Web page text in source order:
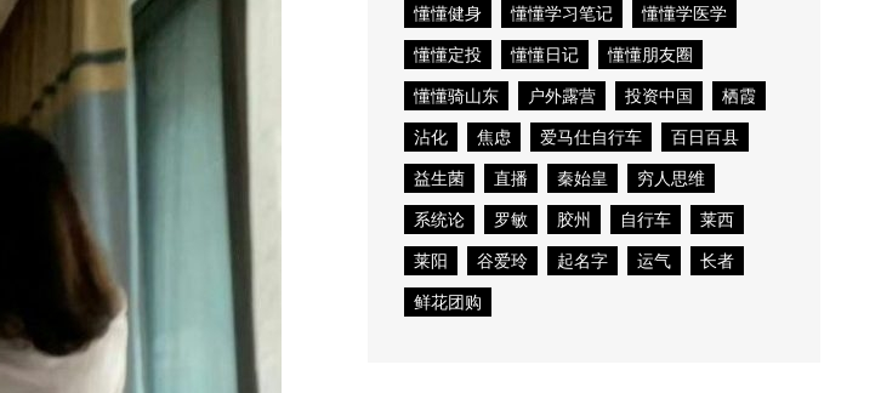
懂懂健身
懂懂学习笔记
懂懂学医学
懂懂定投
懂懂日记
懂懂朋友圈
懂懂骑山东
户外露营 投资中国
栖霞
沾化
焦虑 爱马仕自行车
百日百县
益生菌
直播 秦始皇
穷人思维
系统论
罗敏 胶州 自行车
莱西
莱阳
谷爱玲 起名字 运气
长者
鲜花团购